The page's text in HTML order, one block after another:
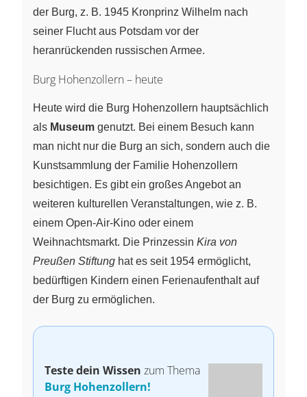
der Burg, z. B. 1945 Kronprinz Wilhelm nach
seiner Flucht aus Potsdam vor der
heranrückenden russischen Armee.
Burg Hohenzollern – heute
Heute wird die Burg Hohenzollern hauptsächlich
als Museum genutzt. Bei einem Besuch kann
man nicht nur die Burg an sich, sondern auch die
Kunstsammlung der Familie Hohenzollern
besichtigen. Es gibt ein großes Angebot an
weiteren kulturellen Veranstaltungen, wie z. B.
einem Open-Air-Kino oder einem
Weihnachtsmarkt. Die Prinzessin Kira von
Preußen Stiftung hat es seit 1954 ermöglicht,
bedürftigen Kindern einen Ferienaufenthalt auf
der Burg zu ermöglichen.
Teste dein Wissen zum Thema
Burg Hohenzollern!